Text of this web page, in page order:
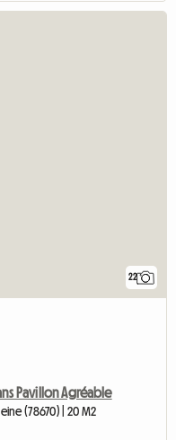
22
Pavillon Agréable
(78670) | 20 M2